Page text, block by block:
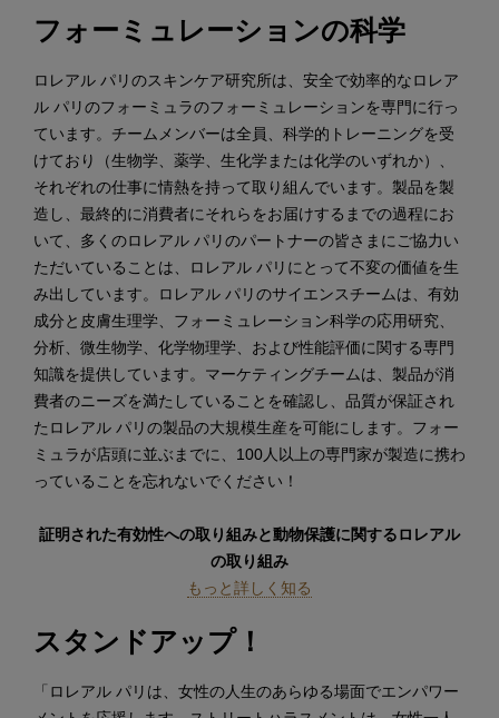
フォーミュレーションの科学
ロレアル パリのスキンケア研究所は、安全で効率的なロレア
ル パリのフォーミュラのフォーミュレーションを専門に行っ
ています。チームメンバーは全員、科学的トレーニングを受
けており（生物学、薬学、生化学または化学のいずれか）、
それぞれの仕事に情熱を持って取り組んでいます。製品を製
造し、最終的に消費者にそれらをお届けするまでの過程にお
いて、多くのロレアル パリのパートナーの皆さまにご協力い
ただいていることは、ロレアル パリにとって不変の価値を生
み出しています。ロレアル パリのサイエンスチームは、有効
成分と皮膚生理学、フォーミュレーション科学の応用研究、
分析、微生物学、化学物理学、および性能評価に関する専門
知識を提供しています。マーケティングチームは、製品が消
費者のニーズを満たしていることを確認し、品質が保証され
たロレアル パリの製品の大規模生産を可能にします。フォー
ミュラが店頭に並ぶまでに、100人以上の専門家が製造に携わ
っていることを忘れないでください！
証明された有効性への取り組みと動物保護に関するロレアル
の取り組み
もっと詳しく知る
スタンドアップ！
「ロレアル パリは、女性の人生のあらゆる場面でエンパワー